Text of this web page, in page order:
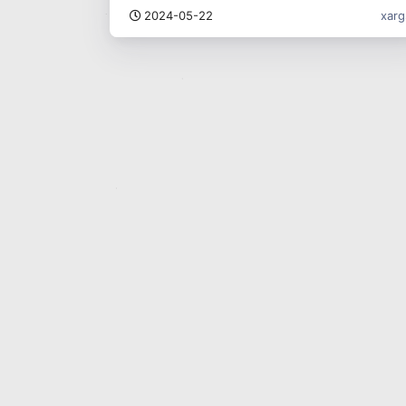
2024-05-22